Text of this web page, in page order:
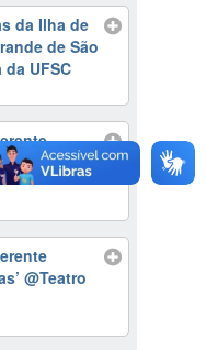
da Ilha de
de São
UFSC
@Teatro
@Teatro